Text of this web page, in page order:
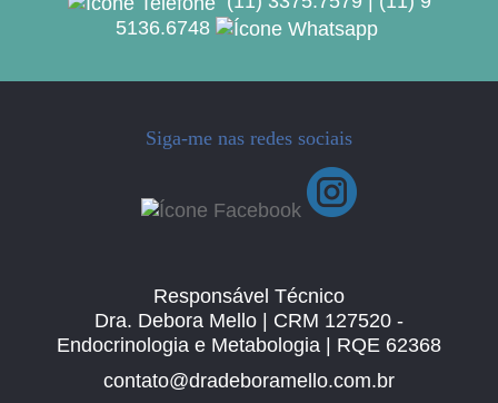
5136.6748
Siga-me nas redes sociais
Responsável Técnico
Dra. Debora Mello | CRM 127520 -
Endocrinologia e Metabologia | RQE 62368
contato@dradeboramello.com.br